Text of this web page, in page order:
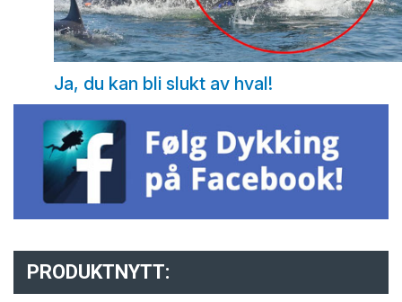
Ja, du kan bli slukt av hval!
PRODUKTNYTT: